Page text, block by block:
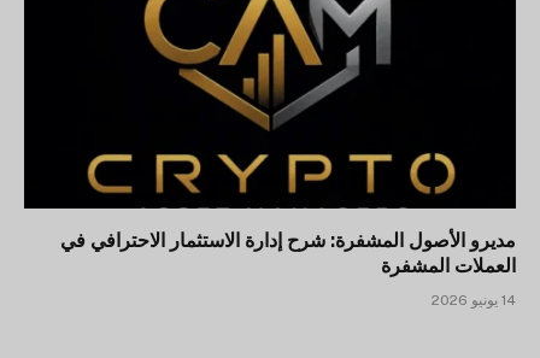
مديرو الأصول المشفرة: شرح إدارة الاستثمار الاحترافي في
العملات المشفرة
14 يونيو 2026